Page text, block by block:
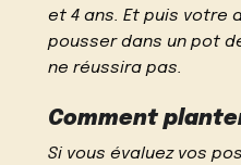
et 4 ans. Et puis votre
pousser dans un pot
ne réussira pas.
Comment
Si vous évaluez vos